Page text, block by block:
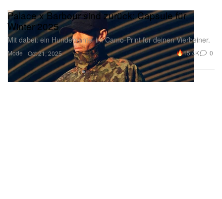
Mode
Palace x Barbour sind zurück: Capsule für
Winter 2025
Mit dabei: ein Hundemantel im Camo-Print für deinen Vierbeiner.
Oct 21, 2025 15.4K 0